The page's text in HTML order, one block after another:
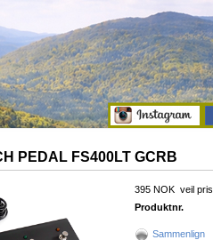
PEDAL FS400LT GCRB
395 NOK veil pris
Produktnr.
Sammenlign